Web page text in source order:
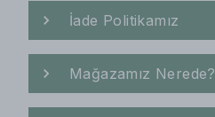
İade Politikamız
Mağazamız Nerede?